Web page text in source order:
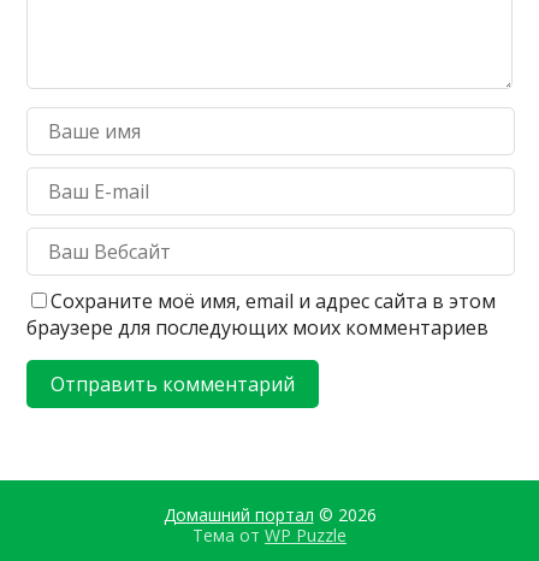
Сохраните моё имя, email и адрес сайта в этом
браузере для последующих моих комментариев
Домашний портал © 2026
Тема от WP Puzzle